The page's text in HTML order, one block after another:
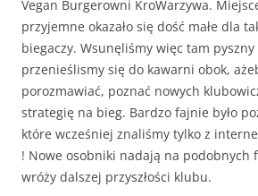
Vegan Burgerowni KroWarzywa.
przyjemne okazało się dość małe dla
biegaczy. Wsunęliśmy więc tam
przenieślismy się do kawarni obok,
porozmawiać, poznać nowych
strategię na bieg. Bardzo fajnie było
które wcześniej znaliśmy tylko z
! Nowe osobniki nadają na podobnych
wróży dalszej przyszłości klubu.